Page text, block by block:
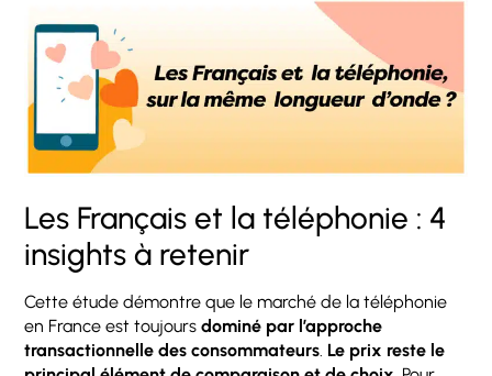
Les Français et la téléphonie : 4
insights à retenir
Cette étude démontre que le marché de la téléphonie
en France est toujoursdominé par l’approche
transactionnelle des consommateurs Le prix reste le